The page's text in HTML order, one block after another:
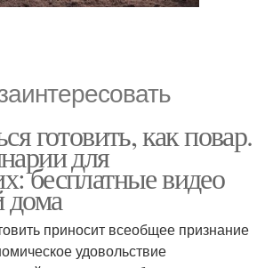
готовить, как повар.
для
бесплатные видео
дома
приносит всеобщее признание
удовольствие